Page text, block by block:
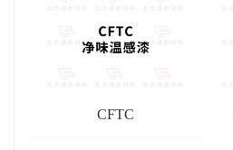
CFTC